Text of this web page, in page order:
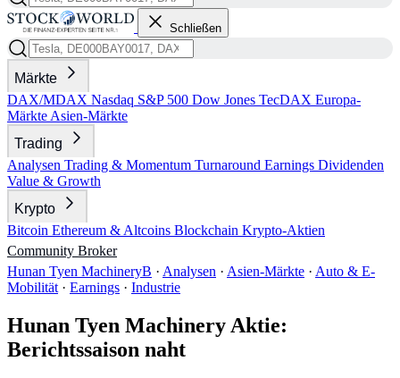
Schließen
Märkte
DAX/MDAX Nasdaq S&P 500 Dow Jones TecDAX Europa-
Märkte Asien-Märkte
Trading
Analysen Trading & Momentum Turnaround Earnings Dividenden
Value & Growth
Krypto
Bitcoin Ethereum & Altcoins Blockchain Krypto-Aktien
Community Broker
Hunan Tyen MachineryB · Analysen · Asien-Märkte · Auto & E-
Mobilität · Earnings · Industrie
Hunan Tyen Machinery Aktie:
Berichtssaison naht